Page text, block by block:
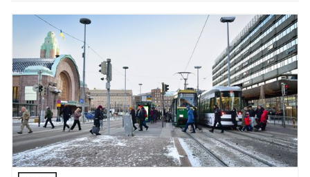
Samtidigt strävar staden efter att säkerställa en
fungerande stad även under pågående byggarbeten.